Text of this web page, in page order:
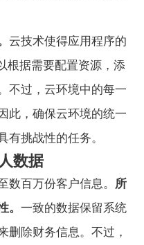
云技术使得应用程序的
根据需要配置资源，添
不过，云环境中的每一
此，确保云环境的统一
有挑战性的任务。
数据
数百万份客户信息。 所
。一致的数据保留系统
删除财务信息。不过，